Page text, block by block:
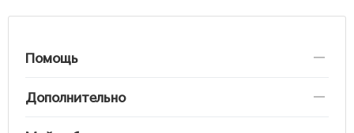
Помощь
Дополнительно